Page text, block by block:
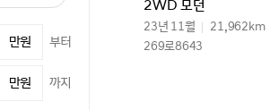
만원 부터
만원 까지
2WD 모던
23년 11월
21,962km
269로8643